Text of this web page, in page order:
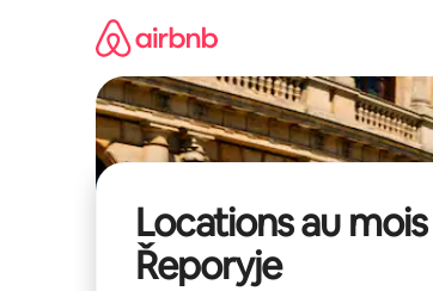
Locations au mois
Řeporyje